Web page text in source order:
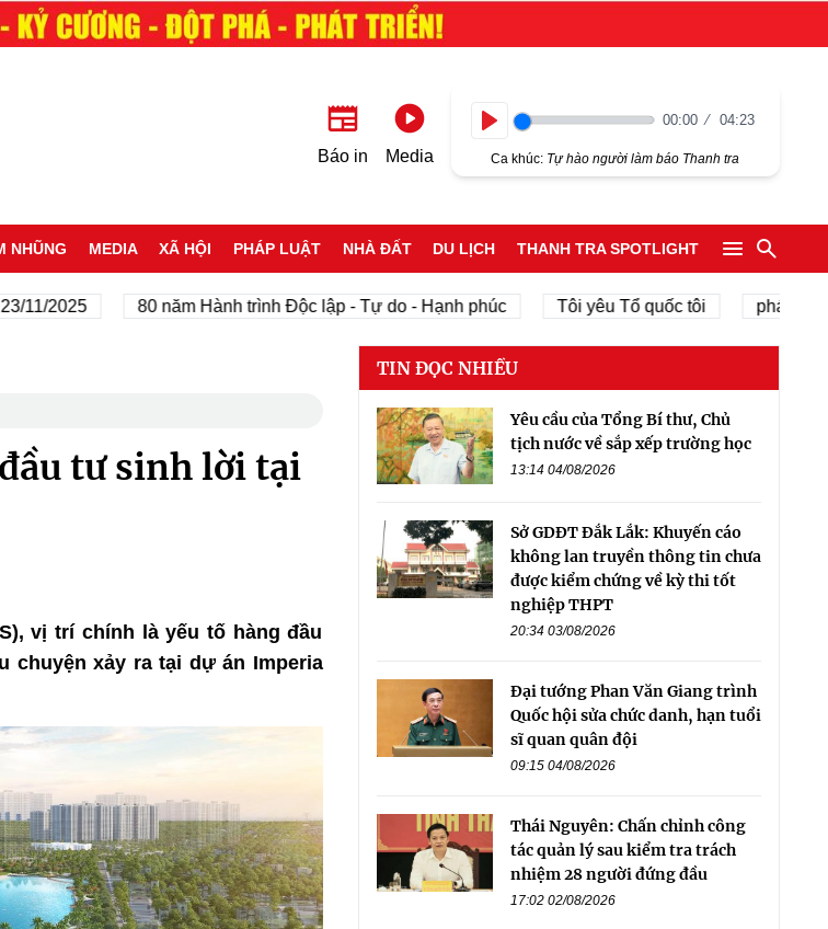
Báo in Media
00:00 04:23
Ca khúc: Tự hào người làm báo Thanh tra
NHŨNG MEDIA XÃ HỘI PHÁP LUẬT NHÀ ĐẤT DU LỊCH THANH TRA SPOTLIGHT
80 năm Hành trình Độc lập - Tự do - Hạnh phúc Tôi yêu Tổ quốc tôi phát triển kinh
tư sinh lời tại
vị trí chính là yếu tố hàng đầu
chuyện xảy ra tại dự án Imperia
TIN ĐỌC NHIỀU
Yêu cầu của Tổng Bí thư, Chủ
tịch nước về sắp xếp trường học
13:14 04/08/2026
Sở GDĐT Đắk Lắk: Khuyến cáo
không lan truyền thông tin chưa
được kiểm chứng về kỳ thi tốt
nghiệp THPT
20:34 03/08/2026
Đại tướng Phan Văn Giang trình
Quốc hội sửa chức danh, hạn tuổi
sĩ quan quân đội
09:15 04/08/2026
Thái Nguyên: Chấn chỉnh công
tác quản lý sau kiểm tra trách
nhiệm 28 người đứng đầu
17:02 02/08/2026